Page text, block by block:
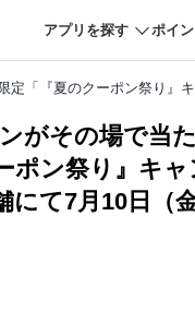
アプリを探す ポイ
「『夏のクーポン祭り』
がその場で当た
ポン祭り』キャ
にて7月10日（